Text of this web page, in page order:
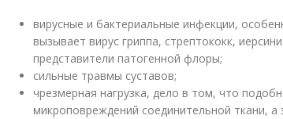
вирусные и бактериальные инфекции,
вызывает вирус гриппа, стрептококк,
представители патогенной флоры;
сильные травмы суставов;
чрезмерная нагрузка, дело в том, что
микроповреждений соединительной ткани,